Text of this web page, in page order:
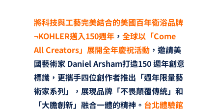
將科技與工藝完美結合的美國百年衛浴品牌
¬KOHLER邁入150週年， 全球以「Come
All Creators」展開全年慶祝活動，邀請美
國藝術家 Daniel Arsham打造150 週年創意
標識，更攜手四位創作者推出「週年限量藝
術家系列」，展現品牌「不畏顛覆傳統」和
「大膽創新」融合一體的精神。 台北體驗館